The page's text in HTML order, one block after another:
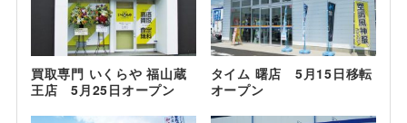
買取専門 いくらや 福山蔵
王店 5月25日オープン
タイム 曙店 5月15日移転
オープン